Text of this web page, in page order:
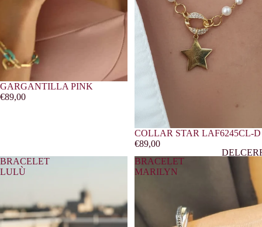
GARGANTILLA PINK
€89,00
COLLAR STAR LAF6245CL-D
€89,00
BRACELET
LULÙ
BRACELET
MARILYN